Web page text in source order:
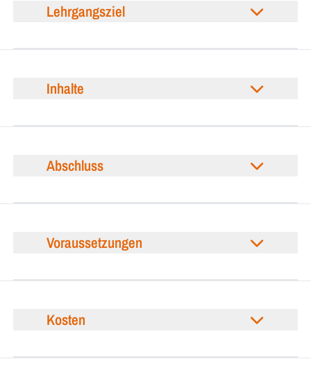
Lehrgangsziel
Inhalte
Abschluss
Voraussetzungen
Kosten